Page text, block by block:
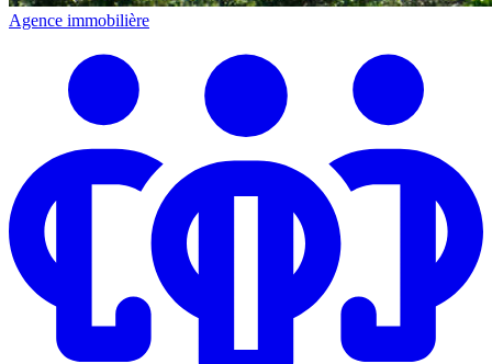
Agence immobilière